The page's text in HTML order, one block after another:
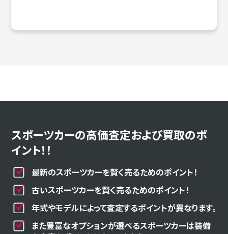
スポーツカーの高価査定および買取のポ
イント！！
最新のスポーツカーを賢く売るためのポイント！
古いスポーツカーを賢く売るためのポイント！
年式やモデルによって査定するポイントが異なります。
また豊富なオプションが選べるスポーツカーは装備